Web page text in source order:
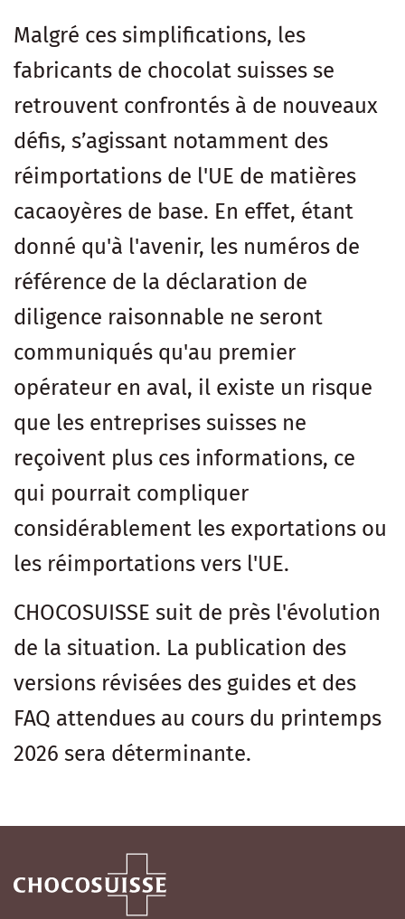
Malgré ces simplifications, les
fabricants de chocolat suisses se
retrouvent confrontés à de nouveaux
défis, s’agissant notamment des
réimportations de l'UE de matières
cacaoyères de base. En effet, étant
donné qu'à l'avenir, les numéros de
référence de la déclaration de
diligence raisonnable ne seront
communiqués qu'au premier
opérateur en aval, il existe un risque
que les entreprises suisses ne
reçoivent plus ces informations, ce
qui pourrait compliquer
considérablement les exportations ou
les réimportations vers l'UE.
CHOCOSUISSE suit de près l'évolution
de la situation. La publication des
versions révisées des guides et des
FAQ attendues au cours du printemps
2026 sera déterminante.